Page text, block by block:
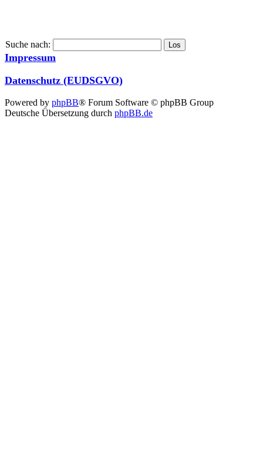
Suche nach:
Impressum
Datenschutz (EUDSGVO)
Powered by phpBB® Forum Software © phpBB Group
Deutsche Übersetzung durch phpBB.de